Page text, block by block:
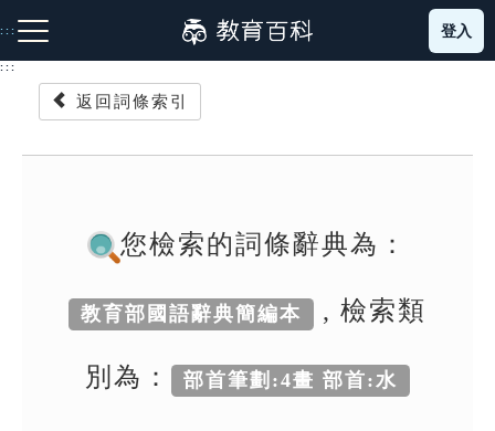
到
主
:::
生字詞彙表
登入
:::
返回詞條索引
您檢索的詞條辭典為：
教育部國語辭典簡編本 , 檢索類
別為： 部首筆劃:4畫 部首:水